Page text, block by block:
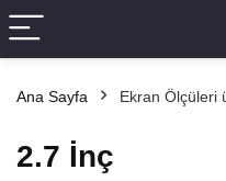
Ana Sayfa Ekran Ölçüleri
2.7 İnç